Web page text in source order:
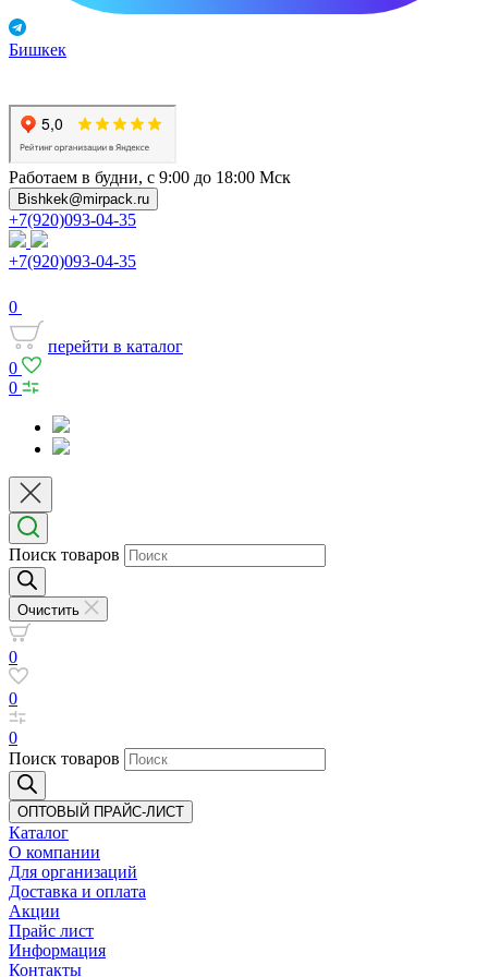
Бишкек
Работаем в будни, с 9:00 до 18:00 Мск
Bishkek@mirpack.ru
+7(920)093-04-35
+7(920)093-04-35
0
перейти в каталог
0
0
Поиск товаров
Очистить
0
0
0
Поиск товаров
ОПТОВЫЙ ПРАЙС-ЛИСТ
Каталог
О компании
Для организаций
Доставка и оплата
Акции
Прайс лист
Информация
Контакты